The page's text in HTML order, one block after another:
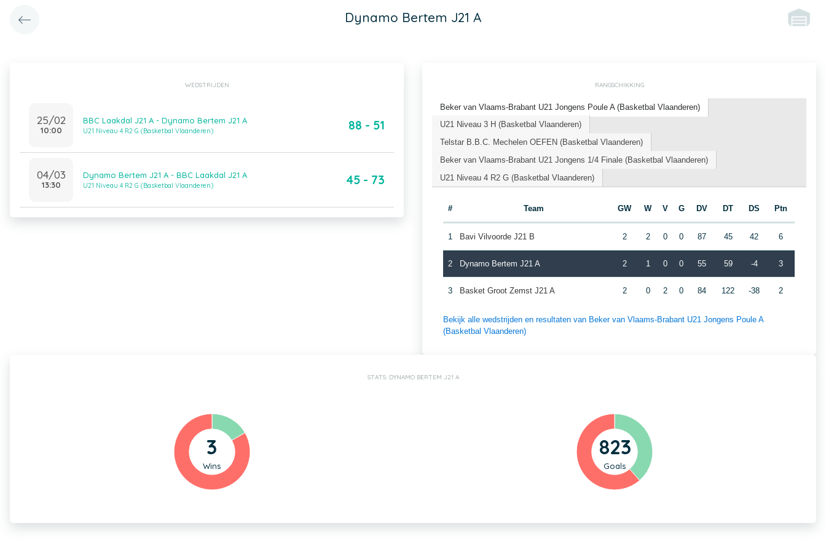
Dynamo Bertem J21 A
WEDSTRIJDEN
25/02
10:00
BBC Laakdal J21 A - Dynamo Bertem J21 A
U21 Niveau 4 R2 G (Basketbal Vlaanderen) 88 - 51
04/03
13:30
Dynamo Bertem J21 A - BBC Laakdal J21 A
U21 Niveau 4 R2 G (Basketbal Vlaanderen) 45 - 73
RANGSCHIKKING
Beker van Vlaams-Brabant U21 Jongens Poule A (Basketbal Vlaanderen)
U21 Niveau 3 H (Basketbal Vlaanderen)
Telstar B.B.C. Mechelen OEFEN (Basketbal Vlaanderen)
Beker van Vlaams-Brabant U21 Jongens 1/4 Finale (Basketbal Vlaanderen)
U21 Niveau 4 R2 G (Basketbal Vlaanderen)
# Team GW W V G DV DT DS Ptn
1 Bavi Vilvoorde J21 B 2 2 0 0 87 45 42 6
2 Dynamo Bertem J21 A 2 1 0 0 55 59 -4 3
3 Basket Groot Zemst J21 A 2 0 2 0 84 122 -38 2
Bekijk alle wedstrijden en resultaten van Beker van Vlaams-Brabant U21 Jongens Poule A
(Basketbal Vlaanderen)
STATS: DYNAMO BERTEM J21 A
3
Wins
823
Goals